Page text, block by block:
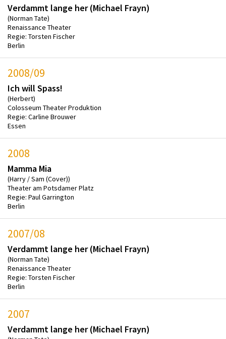
Verdammt lange her (Michael Frayn)
(Norman Tate)
Renaissance Theater
Regie: Torsten Fischer
Berlin
2008/09
Ich will Spass!
(Herbert)
Colosseum Theater Produktion
Regie: Carline Brouwer
Essen
2008
Mamma Mia
(Harry / Sam (Cover))
Theater am Potsdamer Platz
Regie: Paul Garrington
Berlin
2007/08
Verdammt lange her (Michael Frayn)
(Norman Tate)
Renaissance Theater
Regie: Torsten Fischer
Berlin
2007
Verdammt lange her (Michael Frayn)